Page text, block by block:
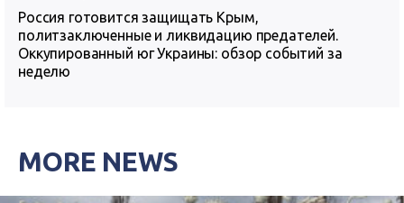
Россия готовится защищать Крым,
политзаключенные и ликвидацию предателей.
Оккупированный юг Украины: обзор событий за
неделю
MORE NEWS